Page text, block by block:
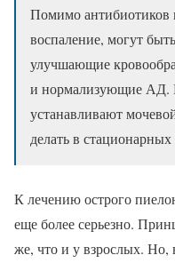
Помимо
воспаление, могут
улучшающие
и нормализующие АД.
устанавливают
делать в стационарных
К лечению острого
еще более серьезно.
же, что и у взрослых. Но,